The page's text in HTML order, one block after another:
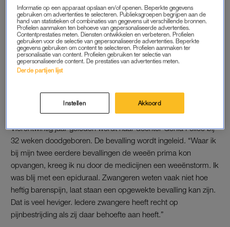
Anesthesiologie (NVA). Laat staan dat zij goed op de hoogte
zijn van alle mogelijkheden van pijnstilling. Hoe komt dit? Ruim
elf jaar is Xandra Schyns als voortrekker van de sectie
Obstetrische Anesthesie bezig het tij te keren, maar ze
ondervindt tegenwerking. “Binnen de geboortezorg, maar ook
soms van mijn eigen beroepsgroep.” Inmiddels noemt zij
BARENSPIJN
Vierentwintig jaar geleden wordt haar dochter Genia Felice bij
32 weken doodgeboren. De bevalling wordt ingeleid. “Waar ik
bij mijn twee eerdere bevallingen de weeën prima kon
opvangen, kreeg ik nu door de medicijnen een weeënstorm. Ik
was blij met een epiduraal. Zwangeren weten vaak niet hoe
heftig barenspijn, laat staan een opgewekte bevalling kan zijn.
Dat is veel heviger. Iedere zwangere heeft recht op
pijnbestrijding als zij daar behoefte aan heeft.”
Informatie op een apparaat opslaan en/of openen. Beperkte gegevens
gebruiken om advertenties te selecteren. Publieksgroepen begrijpen aan de
hand van statistieken of combinaties van gegevens uit verschillende bronnen.
Profielen aanmaken ten behoeve van gepersonaliseerde advertenties.
Contentprestaties meten. Diensten ontwikkelen en verbeteren. Profielen
gebruiken voor de selectie van gepersonaliseerde advertenties. Beperkte
gegevens gebruiken om content te selecteren. Profielen aanmaken ter
personalisatie van content. Profielen gebruiken ter selectie van
gepersonaliseerde content. De prestaties van advertenties meten.
Derde partijen lijst
Instellen Akkoord